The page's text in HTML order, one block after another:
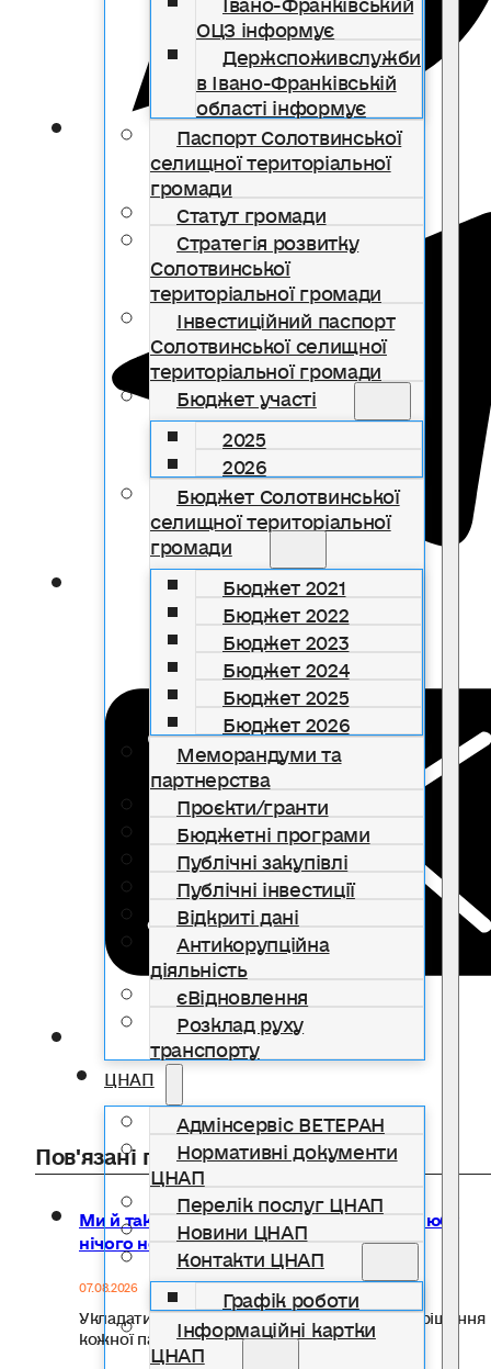
ОЦЗ інформує
Держспоживслужби
в Івано-Франківській
області інформує
Паспорт Солотвинської
селищної територіальної
громади
Статут громади
Стратегія розвитку
Солотвинської
територіальної громади
Інвестиційний паспорт
Солотвинської селищної
територіальної громади
Бюджет участі
2025
2026
Бюджет Солотвинської
селищної територіальної
громади
Бюджет 2021
Бюджет 2022
Бюджет 2023
Бюджет 2024
Бюджет 2025
Бюджет 2026
Меморандуми та
партнерства
Проєкти/гранти
Бюджетні програми
Публічні закупівлі
Публічні інвестиції
Відкриті дані
Антикорупційна
діяльність
єВідновлення
Розклад руху
транспорту
ЦНАП
Адмінсервіс ВЕТЕРАН
Нормативні документи
ЦНАП
Перелік послуг ЦНАП
Новини ЦНАП
Контакти ЦНАП
Графік роботи
Інформаційні картки
ЦНАП
Пов'язані публікації
Ми й так сім’я: чи справді реєстрація шлюбу
нічого не змінює
07.08.2026
Укладати чи не укладати шлюб — особисте рішення
кожної пари.…